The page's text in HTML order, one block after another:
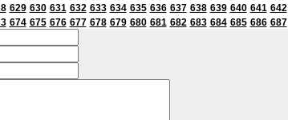
629 630 631 632 633 634 635 636 637 638 639 640 641 642
674 675 676 677 678 679 680 681 682 683 684 685 686 687